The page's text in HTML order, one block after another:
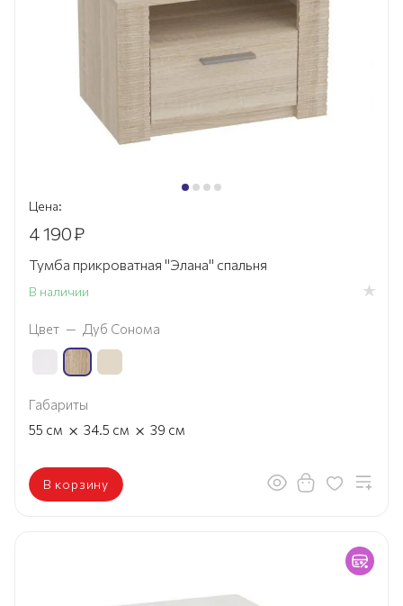
Цена:
4 190₽
Тумба прикроватная "Элана" спальня
В наличии
Цвет — Дуб Сонома
Габариты
55 см × 34.5 см × 39 см
В корзину